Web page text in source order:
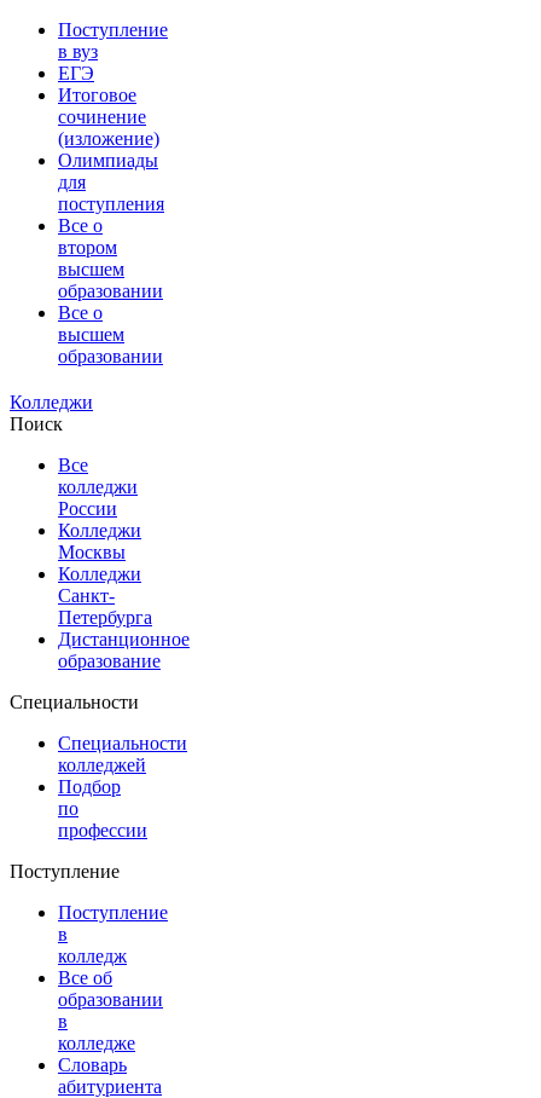
Поступление
в вуз
ЕГЭ
Итоговое
сочинение
(изложение)
Олимпиады
для
поступления
Все о
втором
высшем
образовании
Все о
высшем
образовании
Колледжи
Поиск
Все
колледжи
России
Колледжи
Москвы
Колледжи
Санкт-
Петербурга
Дистанционное
образование
Специальности
Специальности
колледжей
Подбор
по
профессии
Поступление
Поступление
в
колледж
Все об
образовании
в
колледже
Словарь
абитуриента